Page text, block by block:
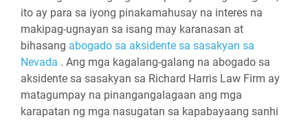
ito ay para sa iyong pinakamahusay na interes na
makipag-ugnayan sa isang may karanasan at
bihasang abogado sa aksidente sa sasakyan sa
Nevada . Ang mga kagalang-galang na abogado sa
aksidente sa sasakyan sa Richard Harris Law Firm ay
matagumpay na pinangangalagaan ang mga
karapatan ng mga nasugatan sa kapabayaang sanhi